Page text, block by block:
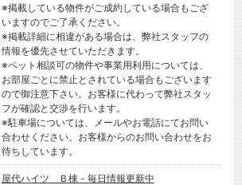
※掲載している物件がご成約している場合もござ
いますのでご了承ください。
※掲載詳細に相違がある場合は、弊社スタッフの
情報を優先させていただきます。
※ペット相談可の物件や事業用利用については、
お部屋ごとに禁止とされている場合もございます
ので御注意下さい。お客様に代わって弊社スタッ
フが確認と交渉を行います。
※駐車場については、メールやお電話にてお問い
合わせください。お客様からのお問い合わせをお
待ちしています。
屋代ハイツ Ｂ棟 - 毎日情報更新中